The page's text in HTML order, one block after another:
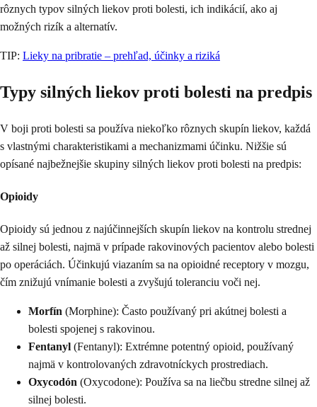
rôznych typov silných liekov proti bolesti, ich indikácií, ako aj
možných rizík a alternatív.
TIP: Lieky na pribratie – prehľad, účinky a riziká
Typy silných liekov proti bolesti na predpis
V boji proti bolesti sa používa niekoľko rôznych skupín liekov, každá
s vlastnými charakteristikami a mechanizmami účinku. Nižšie sú
opísané najbežnejšie skupiny silných liekov proti bolesti na predpis:
Opioidy
Opioidy sú jednou z najúčinnejších skupín liekov na kontrolu strednej
až silnej bolesti, najmä v prípade rakovinových pacientov alebo bolesti
po operáciách. Účinkujú viazaním sa na opioidné receptory v mozgu,
čím znižujú vnímanie bolesti a zvyšujú toleranciu voči nej.
Morfín (Morphine): Často používaný pri akútnej bolesti a
bolesti spojenej s rakovinou.
Fentanyl (Fentanyl): Extrémne potentný opioid, používaný
najmä v kontrolovaných zdravotníckych prostrediach.
Oxycodón (Oxycodone): Používa sa na liečbu stredne silnej až
silnej bolesti.